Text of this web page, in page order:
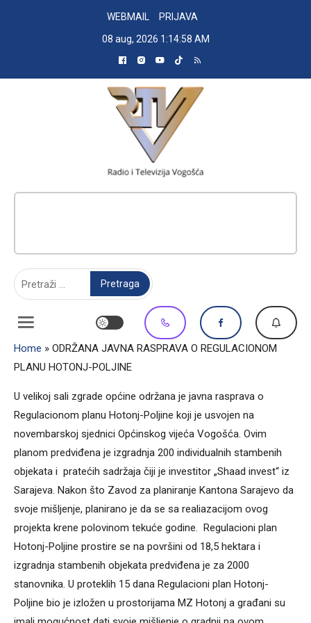
WEBMAIL
PRIJAVA
08 aug, 2026 1:14:59 AM
Home » ODRŽANA JAVNA RASPRAVA O REGULACIONOM
PLANU HOTONJ-POLJINE
U velikoj sali zgrade općine održana je javna rasprava o
Regulacionom planu Hotonj-Poljine koji je usvojen na
novembarskoj sjednici Općinskog vijeća Vogošća. Ovim
planom predviđena je izgradnja 200 individualnih stambenih
objekata i pratećih sadržaja čiji je investitor „Shaad invest“ iz
Sarajeva. Nakon što Zavod za planiranje Kantona Sarajevo da
svoje mišljenje, planirano je da se sa realiazacijom ovog
projekta krene polovinom tekuće godine. Regulacioni plan
Hotonj-Poljine prostire se na površini od 18,5 hektara i
izgradnja stambenih objekata predviđena je za 2000
stanovnika. U proteklih 15 dana Regulacioni plan Hotonj-
Poljine bio je izložen u prostorijama MZ Hotonj a građani su